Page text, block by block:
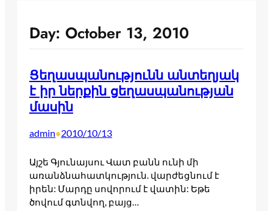
Day: October 13, 2010
Ցեղասպանությունն անտեղյակ
է իր ներքին ցեղասպանության
մասին
admin•2010/10/13
Այշե Գյունայսու Վատ բանն ունի մի
առանձնահատկություն. վարժեցնում է
իրեն: Մարդը սովորում է վատին: Եթե
ծովում գտնվող, բայց…